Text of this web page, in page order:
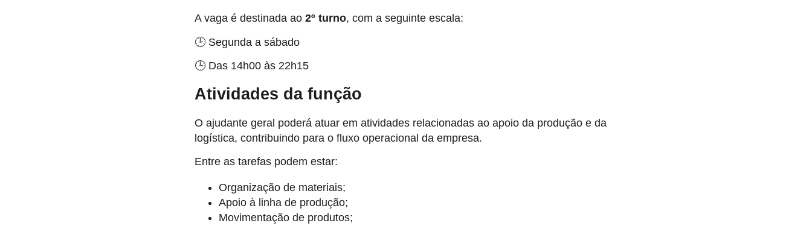
A vaga é destinada ao 2º turno, com a seguinte escala:
🕒 Segunda a sábado
🕒 Das 14h00 às 22h15
Atividades da função
O ajudante geral poderá atuar em atividades relacionadas ao apoio da produção e da
logística, contribuindo para o fluxo operacional da empresa.
Entre as tarefas podem estar:
Organização de materiais;
Apoio à linha de produção;
Movimentação de produtos;